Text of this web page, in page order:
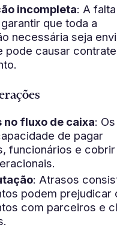
incompleta: A
que toda a
necessária seja
pode causar
fluxo de caixa:
de pagar
funcionários e cobrir
: Atrasos
podem prejudicar
com parceiros e